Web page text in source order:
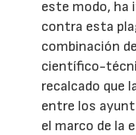
este modo, ha
contra esta
combinación
científico-
recalcado que
entre los
el marco de la